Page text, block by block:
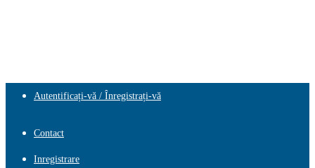
Autentificați-vă / Înregistrați-vă
Contact
Inregistrare